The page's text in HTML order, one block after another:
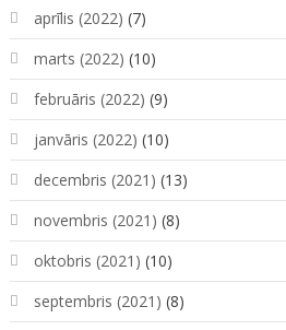
aprīlis (2022) (7)
marts (2022) (10)
februāris (2022) (9)
janvāris (2022) (10)
decembris (2021) (13)
novembris (2021) (8)
oktobris (2021) (10)
septembris (2021) (8)